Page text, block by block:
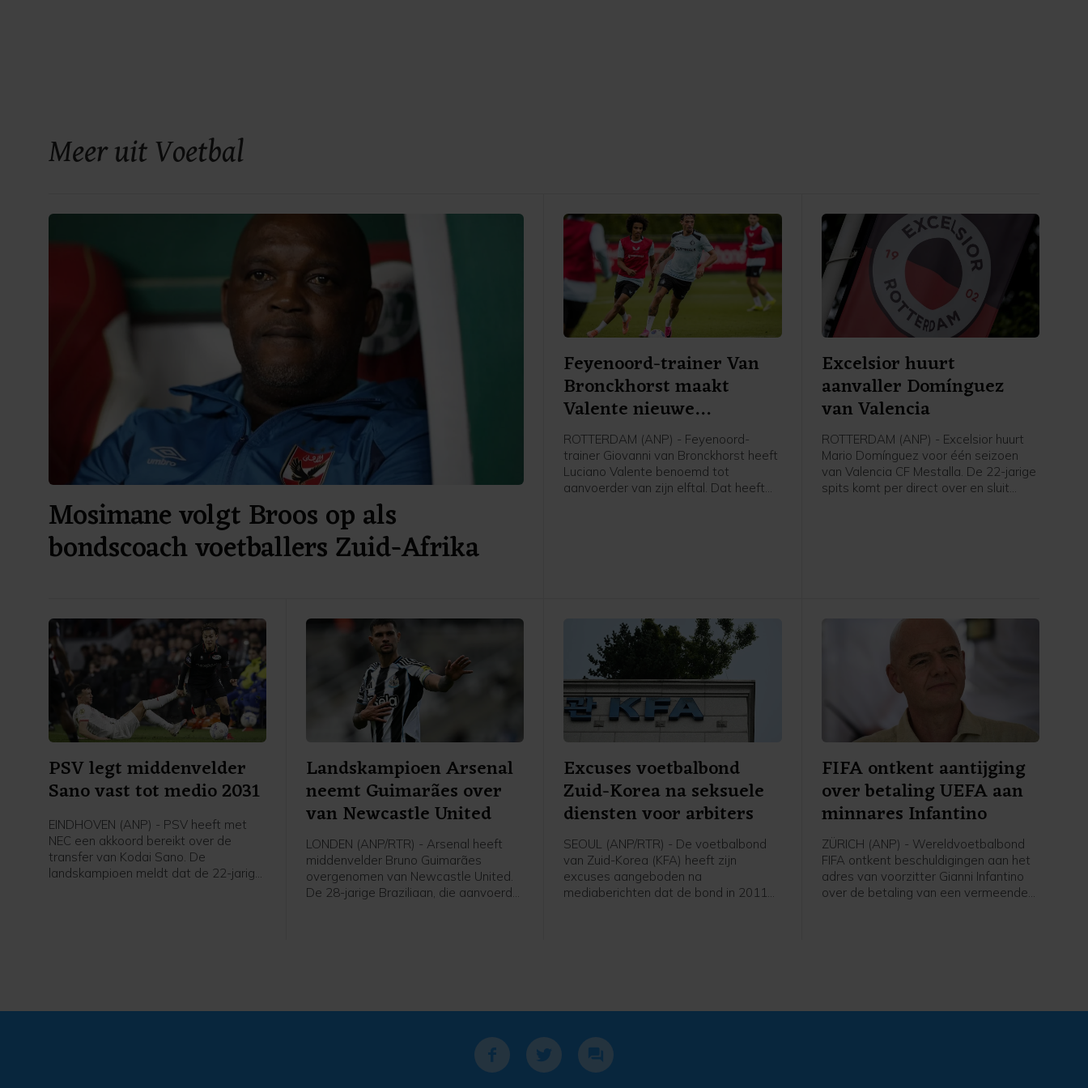
Meer uit Voetbal
Mosimane volgt Broos op als
bondscoach voetballers Zuid-Afrika
Feyenoord-trainer Van
Bronckhorst maakt
Valente nieuwe
aanvoerder
ROTTERDAM (ANP) - Feyenoord-
trainer Giovanni van Bronckhorst heeft
Luciano Valente benoemd tot
aanvoerder van zijn elftal. Dat heeft
Excelsior huurt
aanvaller Domínguez
van Valencia
ROTTERDAM (ANP) - Excelsior huurt
Mario Domínguez voor één seizoen
van Valencia CF Mestalla. De 22-jarige
spits komt per direct over en sluit
PSV legt middenvelder
Sano vast tot medio 2031
EINDHOVEN (ANP) - PSV heeft met
NEC een akkoord bereikt over de
transfer van Kodai Sano. De
landskampioen meldt dat de 22-jarige
Landskampioen Arsenal
neemt Guimarães over
van Newcastle United
LONDEN (ANP/RTR) - Arsenal heeft
middenvelder Bruno Guimarães
overgenomen van Newcastle United.
De 28-jarige Braziliaan, die aanvoerder
Excuses voetbalbond
Zuid-Korea na seksuele
diensten voor arbiters
SEOUL (ANP/RTR) - De voetbalbond
van Zuid-Korea (KFA) heeft zijn
excuses aangeboden na
mediaberichten dat de bond in 2011
van 2014 en de Spelen van 2012.
FIFA ontkent aantijging
over betaling UEFA aan
minnares Infantino
ZÜRICH (ANP) - Wereldvoetbalbond
FIFA ontkent beschuldigingen aan het
adres van voorzitter Gianni Infantino
over de betaling van een vermeende